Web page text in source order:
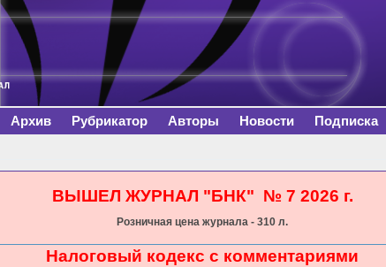
содержанию
Архив Рубрикатор Авторы Новости Подписка
ВЫШЕЛ ЖУРНАЛ "БНК" № 7 2026 г.
Розничная цена журнала - 310 л.
Налоговый кодекс с комментариями